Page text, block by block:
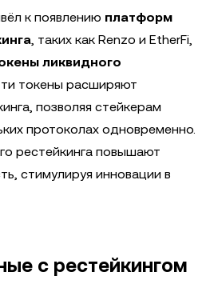
к появлению платформ
, таких как Renzo и EtherFi,
ликвидного
токены расширяют
позволяя стейкерам
протоколах одновременно.
рестейкинга повышают
стимулируя инновации в
с рестейкингом